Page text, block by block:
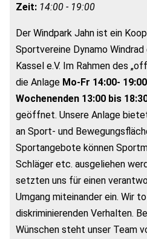
Zeit: 14:00 - 19:00
Der Windpark Jahn ist ein
Sportvereine Dynamo Windrad
Kassel e.V. Im Rahmen des
die Anlage Mo-Fr 14:00- 19:00
Wochenenden 13:00 bis
geöffnet. Unsere Anlage
an Sport- und
Sportangebote können
Schläger etc. ausgeliehen
setzten uns für einen
Umgang miteinander ein. Wir
diskriminierenden Verhalten.
Wünschen steht unser Team